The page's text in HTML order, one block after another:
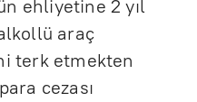
ehliyetine 2 yıl
araç
terk etmekten
cezası